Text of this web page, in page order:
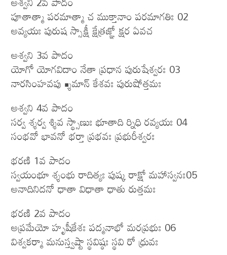
పూతాత్మా పరమాత్మా చ ముక్తానాం పరమాగతిః 02
అవ్యయః పురుష స్సాక్షీ క్షేత్రజ్ఞో క్షర ఏవచ
అశ్వని 3వ పాదం
యోగో యోగవిదాం నేతా ప్రధాన పురుషేశ్వరః 03
నారసింహవపు శ్శ్రీమాన్ కేశవః పురుషోత్తమః
అశ్వని 4వ పాదం
సర్వ శ్శర్వ శ్శివ స్థ్సాణుః భూతాది ర్నిధి రవ్యయః 04
సంభవో భావనో భర్తా ప్రభవః ప్రభురీశ్వరః
భరణి 1వ పాదం
స్వయంభూ శ్శంభు రాదిత్యః పుష్క రాక్షో మహాస్వనః05
అనాదినిదనో ధాతా విధాతా ధాతు రుత్తమః
భరణి 2వ పాదం
అప్రమేయో హృషీకేశః పద్మనాభో మరప్రభుః 06
విశ్వకర్మా మనుస్త్వష్టా స్థవిష్ఠః స్థవి రో ధ్రువః